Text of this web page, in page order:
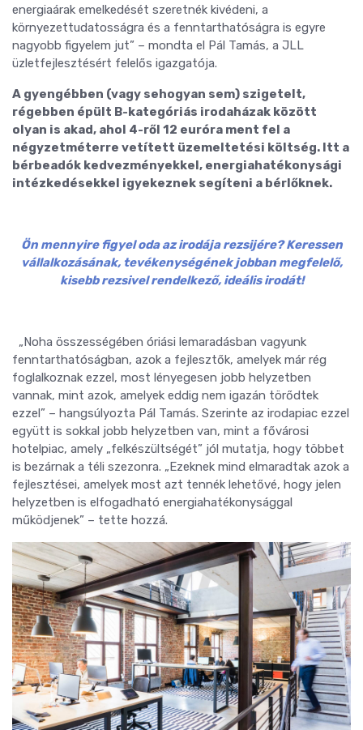
energiaárak emelkedését szeretnék kivédeni, a
környezettudatosságra és a fenntarthatóságra is egyre
nagyobb figyelem jut” – mondta el Pál Tamás, a JLL
üzletfejlesztésért felelős igazgatója.
A gyengébben (vagy sehogyan sem) szigetelt,
régebben épült B-kategóriás irodaházak között
olyan is akad, ahol 4-ről 12 euróra ment fel a
négyzetméterre vetített üzemeltetési költség. Itt a
bérbeadók kedvezményekkel, energiahatékonysági
intézkedésekkel igyekeznek segíteni a bérlőknek.
Ön mennyire figyel oda az irodája rezsijére? Keressen
vállalkozásának, tevékenységének jobban megfelelő,
kisebb rezsivel rendelkező, ideális irodát!
„Noha összességében óriási lemaradásban vagyunk
fenntarthatóságban, azok a fejlesztők, amelyek már rég
foglalkoznak ezzel, most lényegesen jobb helyzetben
vannak, mint azok, amelyek eddig nem igazán törődtek
ezzel” – hangsúlyozta Pál Tamás. Szerinte az irodapiac ezzel
együtt is sokkal jobb helyzetben van, mint a fővárosi
hotelpiac, amely „felkészültségét” jól mutatja, hogy többet
is bezárnak a téli szezonra. „Ezeknek mind elmaradtak azok a
fejlesztései, amelyek most azt tennék lehetővé, hogy jelen
helyzetben is elfogadható energiahatékonysággal
működjenek” – tette hozzá.